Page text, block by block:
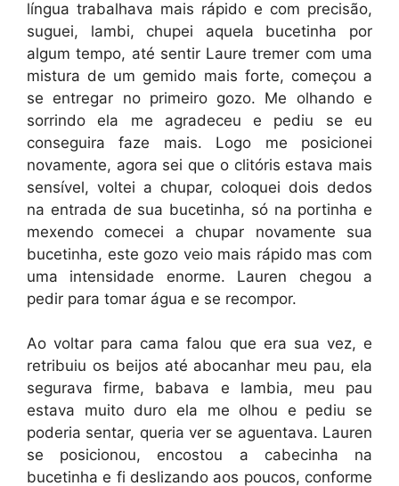
língua trabalhava mais rápido e com precisão,
suguei, lambi, chupei aquela bucetinha por
algum tempo, até sentir Laure tremer com uma
mistura de um gemido mais forte, começou a
se entregar no primeiro gozo. Me olhando e
sorrindo ela me agradeceu e pediu se eu
conseguira faze mais. Logo me posicionei
novamente, agora sei que o clitóris estava mais
sensível, voltei a chupar, coloquei dois dedos
na entrada de sua bucetinha, só na portinha e
mexendo comecei a chupar novamente sua
bucetinha, este gozo veio mais rápido mas com
uma intensidade enorme. Lauren chegou a
pedir para tomar água e se recompor.
Ao voltar para cama falou que era sua vez, e
retribuiu os beijos até abocanhar meu pau, ela
segurava firme, babava e lambia, meu pau
estava muito duro ela me olhou e pediu se
poderia sentar, queria ver se aguentava. Lauren
se posicionou, encostou a cabecinha na
bucetinha e fi deslizando aos poucos, conforme